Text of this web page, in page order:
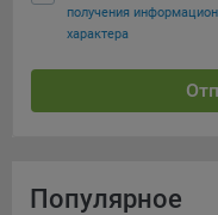
получения
характера
Популярное